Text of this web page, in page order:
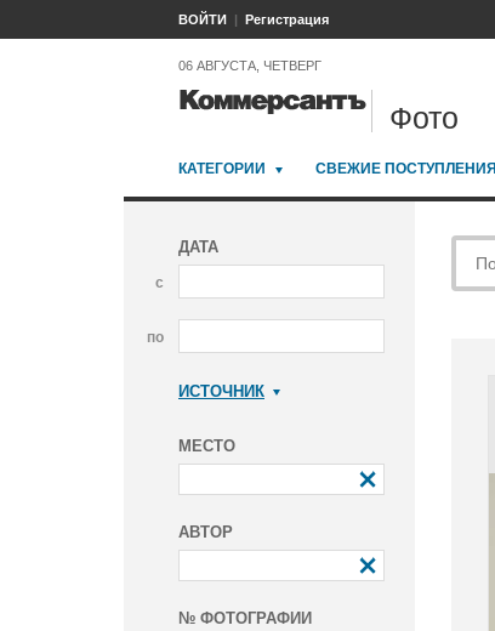
ВОЙТИ Регистрация
06 АВГУСТА, ЧЕТВЕРГ
Фото
КАТЕГОРИИ СВЕЖИЕ ПОСТУПЛЕНИЯ
ДАТА
с
по
ИСТОЧНИК
МЕСТО
АВТОР
№ ФОТОГРАФИИ